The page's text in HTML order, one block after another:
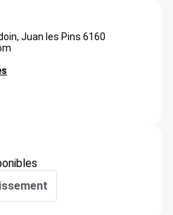
Juan les Pins 6160